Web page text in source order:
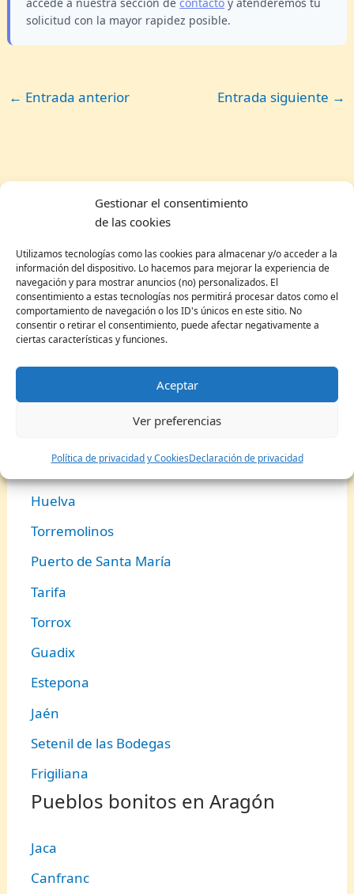
Gestionar el consentimiento
de las cookies
Utilizamos tecnologías como las cookies para almacenar y/o acceder a la
información del dispositivo. Lo hacemos para mejorar la experiencia de
navegación y para mostrar anuncios (no) personalizados. El
consentimiento a estas tecnologías nos permitirá procesar datos como el
comportamiento de navegación o los ID's únicos en este sitio. No
consentir o retirar el consentimiento, puede afectar negativamente a
ciertas características y funciones.
Aceptar
Ver preferencias
Política de privacidad y CookiesDeclaración de privacidad
solicitud con la mayor rapidez posible.
← Entrada anterior Entrada siguiente →
Pueblos bonitos en Andalucía
Roquetas de Mar
Matalascañas
Granada
Córdoba
Huelva
Torremolinos
Puerto de Santa María
Tarifa
Torrox
Guadix
Estepona
Jaén
Setenil de las Bodegas
Frigiliana
Pueblos bonitos en Aragón
Jaca
Canfranc